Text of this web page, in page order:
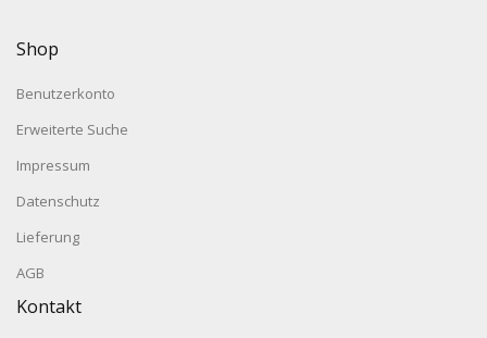
Shop
Benutzerkonto
Erweiterte Suche
Impressum
Datenschutz
Lieferung
AGB
Kontakt